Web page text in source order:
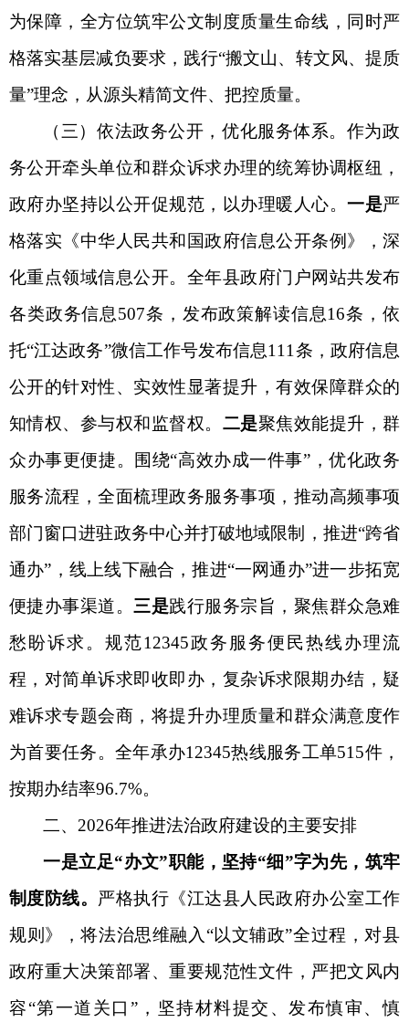
为保障，全方位筑牢公文制度质量生命线，同时严
格落实基层减负要求，践行“搬文山、转文风、提质
量”理念，从源头精简文件、把控质量。
（ 三 ）依法政务公开 ，优化服务体系。 作为政
务公开牵头单位和群众诉求办理的统筹协调枢纽，
政府办坚持以公开促规范，以办理暖人心。一是严
格落实《中华人民共和国政府信息公开条例》， 深
化重点领域信息公开。 全年县政府门户网站共发布
各类政务信息507条， 发布政策解读信息16条 ，依
托“江达政务”微信工作号发布信息111条， 政府信息
公开的针对性、实效性显著提升，有效保障群众的
知情权、参与权和监督权。 二是聚焦效能提升，群
众办事更便捷。围绕“高效办成一件事”，优化政务
服务流程，全面梳理政务服务事项，推动高频事项
部门窗口进驻政务中心并打破地域限制，推进“跨省
通办”，线上线下融合，推进“一网通办”进一步拓宽
便捷办事渠道。 三是践行服务宗旨，聚焦群众急难
愁盼诉求 。 规范12345政务服务便民热线办理流
程，对简单诉求即收即办，复杂诉求限期办结，疑
难诉求专题会商，将提升办理质量和群众满意度作
为首要任务。 全年承办12345热线服务工单515件，
按期办结率96.7%。
二、 2026年推进法治政府建设的主要安排
一是立足“办文”职能，坚持“细”字为先，筑牢
制度防线。 严格执行《江达县人民政府办公室工作
规则》，将法治思维融入 “以文辅政”全过程，对县
政府重大决策部署、重要规范性文件，严把文风内
容“第一道关口”，坚持材料提交、发布慎审、慎